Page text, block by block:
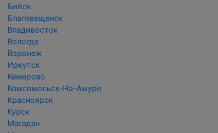
Бийск
Благовещенск
Владивосток
Вологда
Воронеж
Иркутск
Кемерово
Комсомольск-На-Амуре
Красноярск
Курск
Магадан